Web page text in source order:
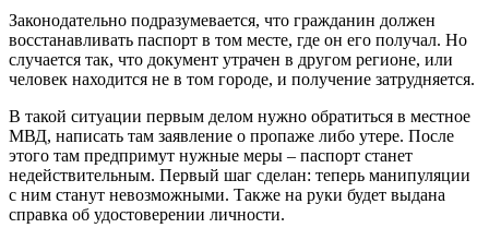
Законодательно подразумевается, что гражданин должен
восстанавливать паспорт в том месте, где он его получал. Но
случается так, что документ утрачен в другом регионе, или
человек находится не в том городе, и получение затрудняется.
В такой ситуации первым делом нужно обратиться в местное
МВД, написать там заявление о пропаже либо утере. После
этого там предпримут нужные меры – паспорт станет
недействительным. Первый шаг сделан: теперь манипуляции
с ним станут невозможными. Также на руки будет выдана
справка об удостоверении личности.